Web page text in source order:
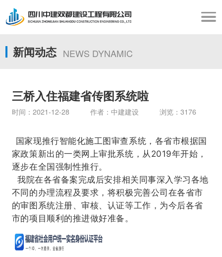
新闻动态 NEWS DYNAMIC
三桥入住福建省传图系统啦
时间：2021-12-28 作者：中建建设 浏览：3176
国家现推行智能化施工图审查系统，各省市根据国
家政策新出的一类网上审批系统，从2019年开始，
逐步在全国强制性推行。
我院在各省备案完成后安排相关同事深入学习各地
不同的办理流程及要求，将积极完善公司在各省市
的审图系统注册、审核、认证等工作，为今后各省
市的项目顺利的推进做好准备。